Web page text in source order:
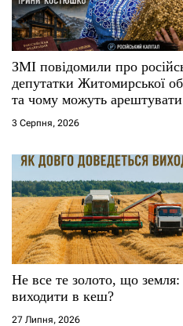
ЗМІ повідомили про
депутатки Житомирської
та чому можуть арештувати
3 Серпня, 2026
Не все те золото, що земля:
виходити в кеш?
27 Липня, 2026